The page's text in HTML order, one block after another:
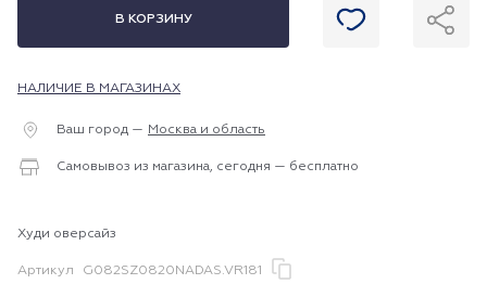
В КОРЗИНУ
НАЛИЧИЕ В МАГАЗИНАХ
Ваш город — Москва и область
Самовывоз из магазина, сегодня — бесплатно
Худи оверсайз
Артикул G082SZ0820NADAS.VR181